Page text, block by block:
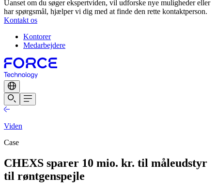
Uanset om du søger ekspertviden, vil udforske nye muligheder eller
har spørgsmål, hjælper vi dig med at finde den rette kontaktperson.
Kontakt os
Kontorer
Medarbejdere
Viden
Case
CHEXS sparer 10 mio. kr. til måleudstyr
til røntgenspejle